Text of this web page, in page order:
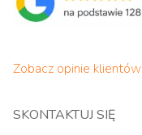
Zobacz opinie klientów
SKONTAKTUJ SIĘ